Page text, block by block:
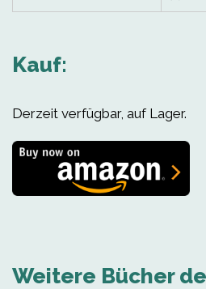
Kauf:
Derzeit verfügbar, auf Lager.
Weitere Bücher